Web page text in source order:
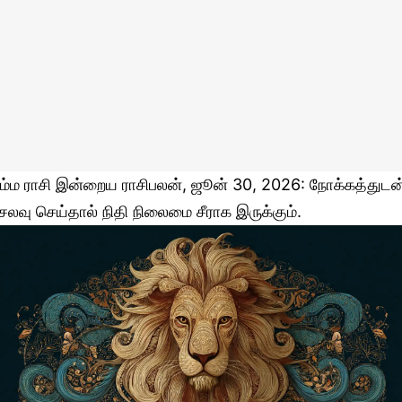
ராசி இன்றைய ராசிபலன், ஜூன் 30, 2026:
செய்தால் நிதி நிலைமை சீராக இருக்கும்.